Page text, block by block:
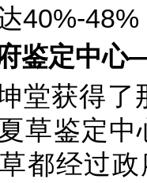
40%-
鉴定中心
堂获得了
草鉴定中
都经过